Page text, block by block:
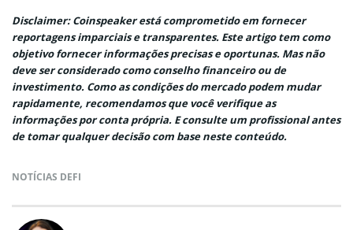
Disclaimer: Coinspeaker está comprometido em fornecer
reportagens imparciais e transparentes. Este artigo tem como
objetivo fornecer informações precisas e oportunas. Mas não
deve ser considerado como conselho financeiro ou de
investimento. Como as condições do mercado podem mudar
rapidamente, recomendamos que você verifique as
informações por conta própria. E consulte um profissional antes
de tomar qualquer decisão com base neste conteúdo.
NOTÍCIAS DEFI